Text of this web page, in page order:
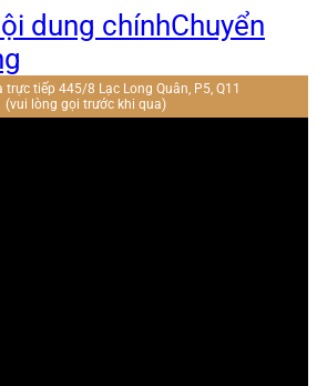
dung chínhChuyển
tiếp 445/8 Lạc Long Quân, P5, Q11
(vui lòng gọi trước khi qua)